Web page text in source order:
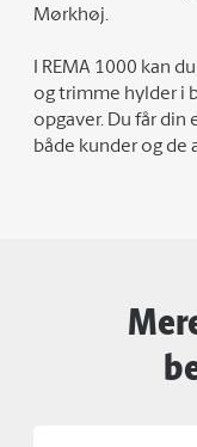
Mørkhøj.
I REMA 1000 kan
og trimme hylder i
opgaver. Du får din
både kunder og de